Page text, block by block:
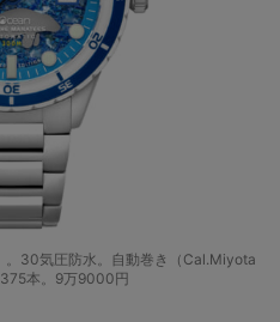
30気圧防水。自動巻き（Cal.Miyota
本。9万9000円